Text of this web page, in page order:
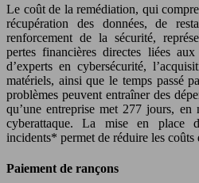
Le coût de la remédiation, qui comprend les frais d’investigation, de
récupération des données, de
renforcement de la sécurité,
pertes financières directes liées aux
d’experts en cybersécurité,
matériels, ainsi que le temps passé
problèmes peuvent entraîner des
qu’une entreprise met 277 jours, en
cyberattaque. La mise en place
incidents* permet de réduire les coûts
Paiement de rançons